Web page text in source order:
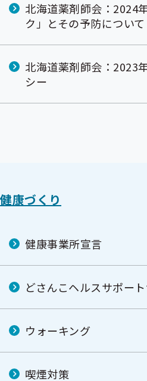
北海道薬剤師会：2024
ク」とその予防について
北海道薬剤師会：2023
シー
健康づくり
健康事業所宣言
どさんこヘルスサポー
ウォーキング
喫煙対策